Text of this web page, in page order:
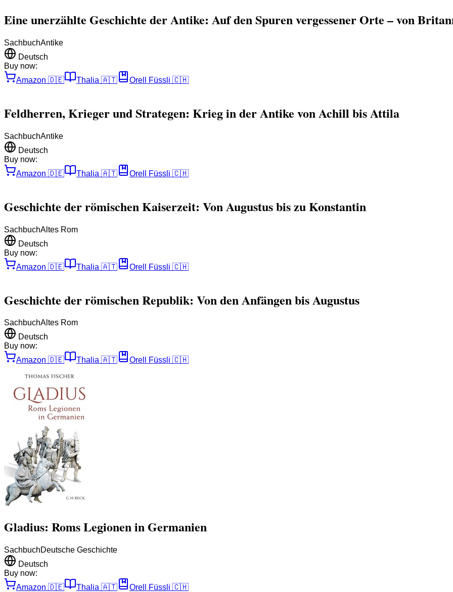
Eine unerzählte Geschichte der Antike: Auf den Spuren vergessener Orte – von
SachbuchAntike
Deutsch
Buy now:
Amazon 🇩🇪 Thalia 🇦🇹 Orell Füssli 🇨🇭
Feldherren, Krieger und Strategen: Krieg in der Antike von Achill bis Attila
SachbuchAntike
Deutsch
Buy now:
Amazon 🇩🇪 Thalia 🇦🇹 Orell Füssli 🇨🇭
Geschichte der römischen Kaiserzeit: Von Augustus bis zu Konstantin
SachbuchAltes Rom
Deutsch
Buy now:
Amazon 🇩🇪 Thalia 🇦🇹 Orell Füssli 🇨🇭
Geschichte der römischen Republik: Von den Anfängen bis Augustus
SachbuchAltes Rom
Deutsch
Buy now:
Amazon 🇩🇪 Thalia 🇦🇹 Orell Füssli 🇨🇭
Gladius: Roms Legionen in Germanien
SachbuchDeutsche Geschichte
Deutsch
Buy now:
Amazon 🇩🇪 Thalia 🇦🇹 Orell Füssli 🇨🇭